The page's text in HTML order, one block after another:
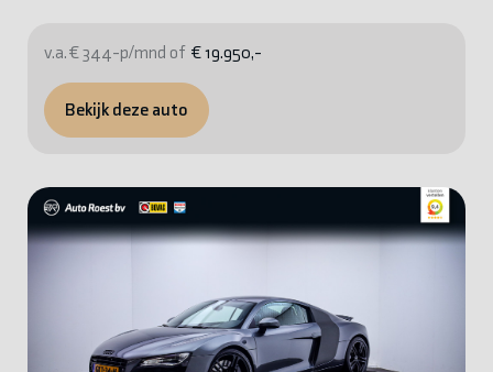
v.a. € 344-p/mnd of € 19.950,-
Bekijk deze auto